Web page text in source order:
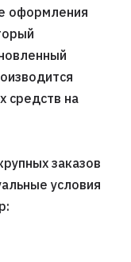
оформления
средств на
заказов
условия